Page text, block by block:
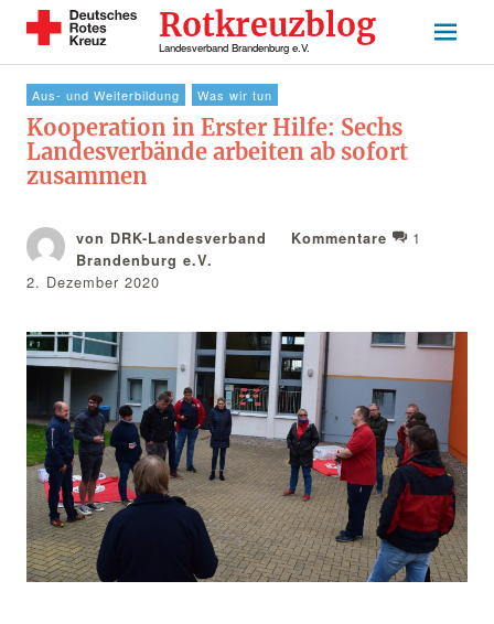
Rotkreuzblog
Landesverband Brandenburg e.V.
Aus- und Weiterbildung Was wir tun
Kooperation in Erster Hilfe: Sechs
Landesverbände arbeiten ab sofort
zusammen
von DRK-Landesverband
Brandenburg e.V.
2. Dezember 2020
Kommentare 1